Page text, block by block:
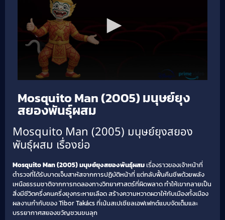
Mosquito Man (2005) มนุษย์ยุง
สยองพันธุ์ผสม
Mosquito Man (2005) มนุษย์ยุงสยอง
พันธุ์ผสม เรื่องย่อ
Mosquito Man (2005) มนุษย์ยุงสยองพันธุ์ผสมเรื่องราวของเจ้าหน้าที่
ตำรวจที่ได้รับบาดเจ็บสาหัสจากการปฏิบัติหน้าที่ แต่กลับฟื้นคืนชีพด้วยพลัง
เหนือธรรมชาติจากการทดลองทางวิทยาศาสตร์ที่ผิดพลาด ทำให้เขากลายเป็น
สิ่งมีชีวิตครึ่งคนครึ่งยุงกระหายเลือด สร้างความหวาดผวาให้กับเมืองทั้งเมือง
ผลงานกำกับของ Tibor Takács ที่เน้นสเปเชียลเอฟเฟกต์แบบจัดเต็มและ
บรรยากาศสยองขวัญชวนขนลุก